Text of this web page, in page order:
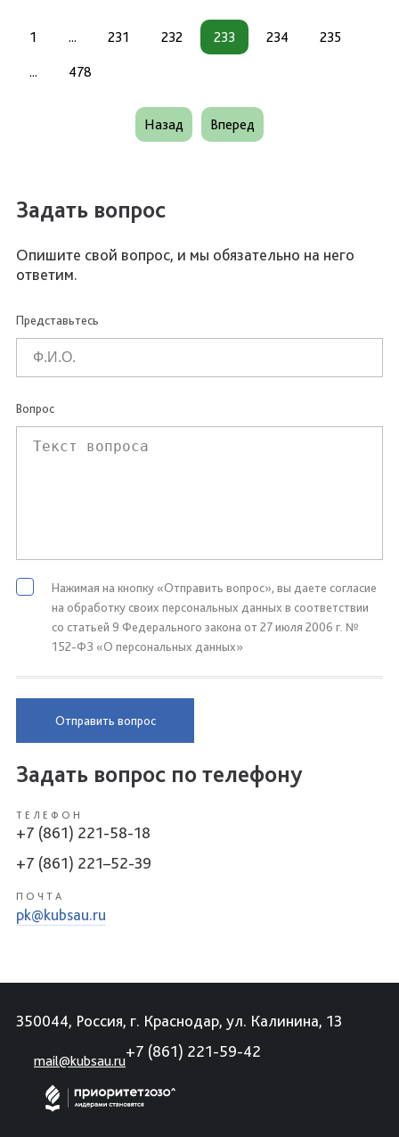
1 ... 231 232 233 234 235
... 478
Назад Вперед
Задать вопрос
Опишите свой вопрос, и мы обязательно на него
ответим.
Представьтесь
Вопрос
Нажимая на кнопку «Отправить вопрос», вы даете согласие
на обработку своих персональных данных в соответствии
со статьей 9 Федерального закона от 27 июля 2006 г. №
152-ФЗ «О персональных данных»
Отправить вопрос
Задать вопрос по телефону
ТЕЛЕФОН
+7 (861) 221-58-18
+7 (861) 221–52-39
ПОЧТА
pk@kubsau.ru
350044, Россия, г. Краснодар, ул. Калинина, 13
mail@kubsau.ru
+7 (861) 221-59-42